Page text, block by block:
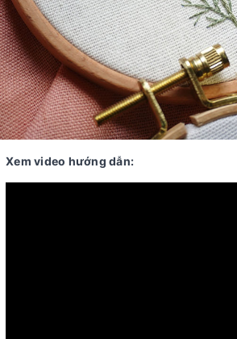
Xem video hướng dẫn: